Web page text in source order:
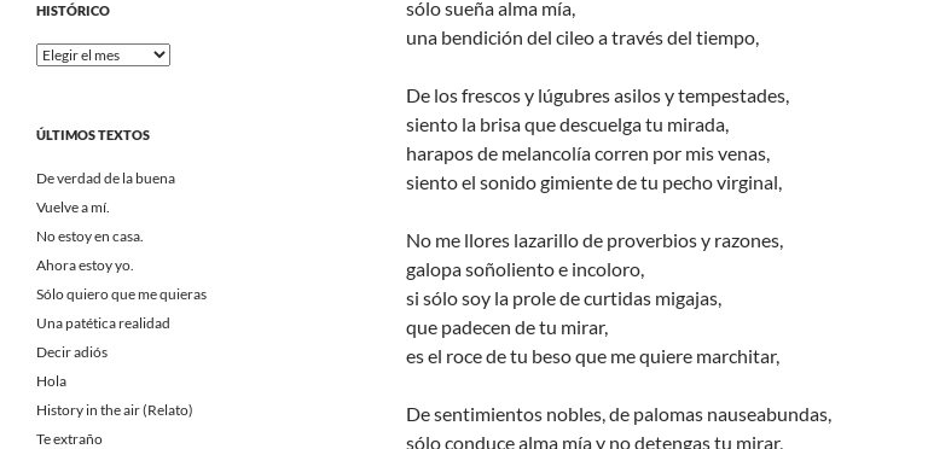
sólo sueña alma mía,
una bendición del cileo a través del tiempo,
De los frescos y lúgubres asilos y tempestades,
siento la brisa que descuelga tu mirada,
harapos de melancolía corren por mis venas,
siento el sonido gimiente de tu pecho virginal,
No me llores lazarillo de proverbios y razones,
galopa soñoliento e incoloro,
si sólo soy la prole de curtidas migajas,
que padecen de tu mirar,
es el roce de tu beso que me quiere marchitar,
De sentimientos nobles, de palomas nauseabundas,
sólo conduce alma mía y no detengas tu mirar,
HISTÓRICO
Histórico
ÚLTIMOS TEXTOS
De verdad de la buena
Vuelve a mí.
No estoy en casa.
Ahora estoy yo.
Sólo quiero que me quieras
Una patética realidad
Decir adiós
Hola
History in the air (Relato)
Te extraño